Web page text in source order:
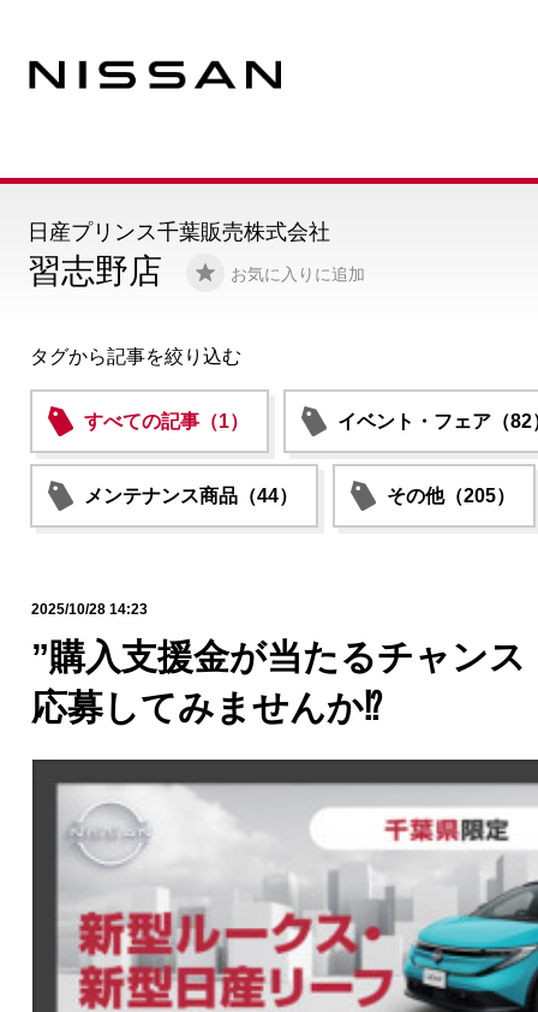
習志野店 お気に入りに追加
日産プリンス千葉販売株式会社
タグから記事を絞り込む
すべての記事（1） イベント・フェア（82
メンテナンス商品（44） その他（205）
2025/10/28 14:23
”購入支援金が当たるチャンス
応募してみませんか⁉️